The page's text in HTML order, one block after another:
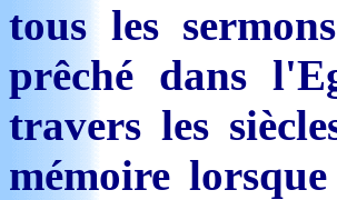
tous les
prêché dans
travers les
mémoire